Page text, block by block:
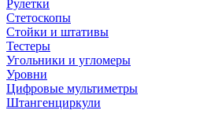
Рулетки
Стетоскопы
Стойки и штативы
Тестеры
Угольники и угломеры
Уровни
Цифровые мультиметры
Штангенциркули